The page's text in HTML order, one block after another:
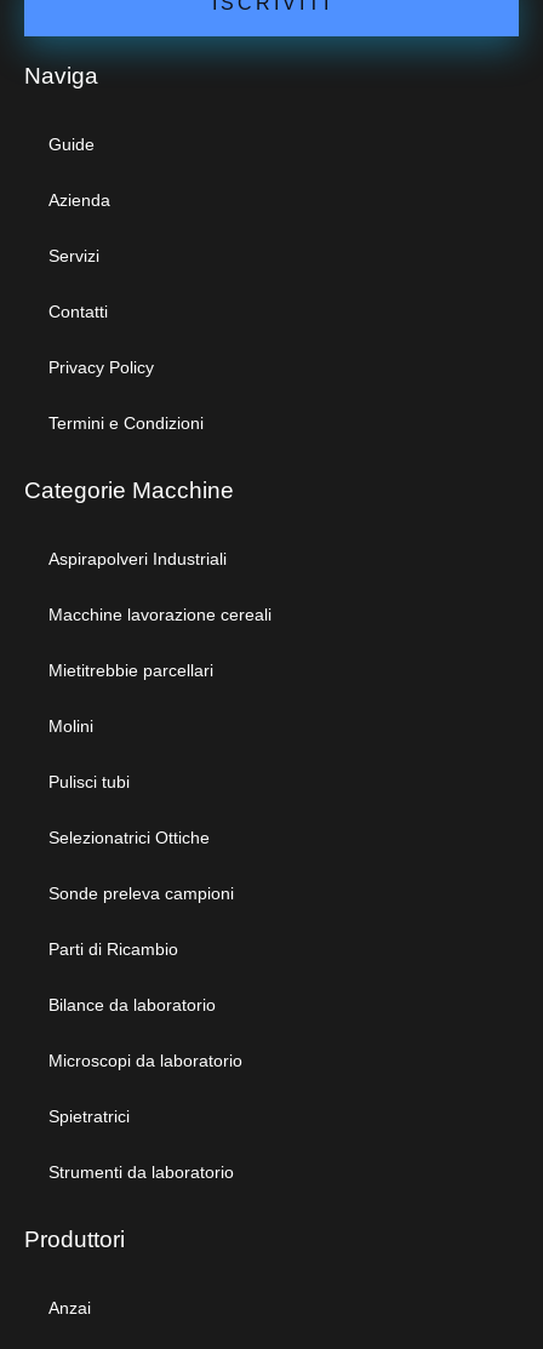
Naviga
Guide
Azienda
Servizi
Contatti
Privacy Policy
Termini e Condizioni
Categorie Macchine
Aspirapolveri Industriali
Macchine lavorazione cereali
Mietitrebbie parcellari
Molini
Pulisci tubi
Selezionatrici Ottiche
Sonde preleva campioni
Parti di Ricambio
Bilance da laboratorio
Microscopi da laboratorio
Spietratrici
Strumenti da laboratorio
Produttori
Anzai